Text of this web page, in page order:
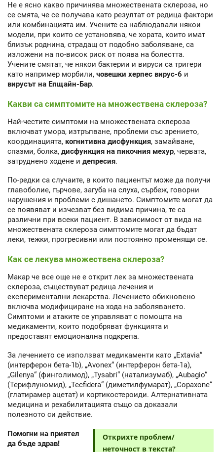
Не е ясно какво причинява множествената склероза, но
се смята, че се получава като резултат от редица фактори
или комбинацията им. Учените са наблюдавали някои
модели, при които се установява, че хората, които имат
близък роднина, страдащ от подобно заболяване, са
изложени на по-висок риск от поява на болестта.
Учените смятат, че някои бактерии и вируси са тригери
като например морбили, човешки херпес вирус-6 и
вирусът на Епщайн-Бар.
Какви са симптомите на множествена склероза?
Най-честите симптоми на множествената склероза
включват умора, изтръпване, проблеми със зрението,
координацията, когнитивна дисфункция, замайване,
спазми, болка, дисфункция на пикочния мехур, червата,
затруднено ходене и депресия.
По-редки са случаите, в които пациентът може да получи
главоболие, гърчове, загуба на слуха, сърбеж, говорни
нарушения и проблеми с дишането. Симптомите могат да
се появяват и изчезват без видима причина, те са
различни при всеки пациент. В зависимост от вида на
множествената склероза симптомите могат да бъдат
леки, тежки, прогресивни или постоянно променящи се.
Как се лекува множествена склероза?
Макар че все още не е открит лек за множествената
склероза, съществуват редица лечения и
експериментални лекарства. Лечението обикновено
включва модифициране на хода на заболяването.
Симптоми и атаките се управляват с помощта на
медикаменти, които подобряват функцията и
предоставят емоционална подкрепа.
За лечението се използват медикаменти като „Extavia“
(интерферон бета-1b), „Avonex“ (интерферон бета-1а),
„Gilenya“ (финголимод), „Tysabri“ (натализумаб), „Aubagio“
(Терифлуномид), „Tecfidera“ (диметилфумарат), „Copaxone“
(глатирамер ацетат) и кортикостероиди. Алтернативната
медицина и рехабилитацията също са доказали
полезното си действие.
Помогни на приятел
да бъде здрав!
Открихте проблем/
неточност в текста?